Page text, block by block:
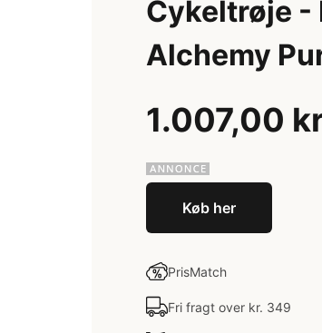
Cykeltrøje -
Alchemy
1.007,00
Køb her
PrisMatch
Fri fragt over kr. 349